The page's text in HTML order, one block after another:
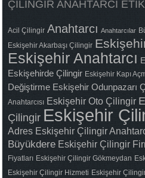
ÇILINGIR ANAHTARCI
Acil Çilingir Anahtarcı Anahtarcılar
Eskişehir Akarbaşı Çilingir
Eskişehir Anahtarcı
Eskişehirde Çilingir Eskişehir Kapı
Değiştirme Eskişehir Odunpazarı
Anahtarcısı Eskişehir Oto Çilingir
Çilingir Eskişehir
Adres Eskişehir Çilingir
Büyükdere Eskişehir Çilingir
Fiyatları Eskişehir Çilingir Gökmeydan
Eskişehir Çilingir Hizmeti Eskişehir